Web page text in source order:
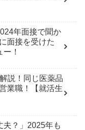
年面接で聞か
面接を受けた
！
説！同じ医薬品
業職！【就活生
夫？」2025年も